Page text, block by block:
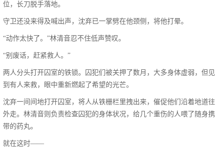
位，长刀脱手落地。
守卫还没来得及喊出声，沈弃已一掌劈在他颈侧，将他打晕。
“动作太快了。”林清音忍不住低声赞叹。
“别废话，赶紧救人。”
两人分头打开囚室的铁锁。囚犯们被关押了数月，大多身体虚弱，但见
到有人来救，眼中重新燃起了希望的光芒。
沈弃一间间地打开囚室，将人从铁栅栏里拽出来，催促他们沿着地道往
外走。林清音则负责检查囚犯的身体状况，给几个重伤的人喂了随身携
带的药丸。
就在这时——